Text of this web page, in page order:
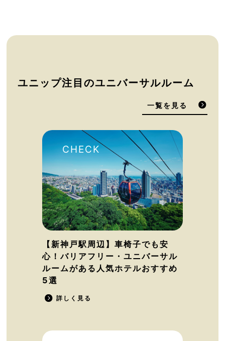
ユニップ注目のユニバーサルルーム
一覧を見る
【新神戸駅周辺】車椅子でも安
心！バリアフリー・ユニバーサル
ルームがある人気ホテルおすすめ
5選
詳しく見る